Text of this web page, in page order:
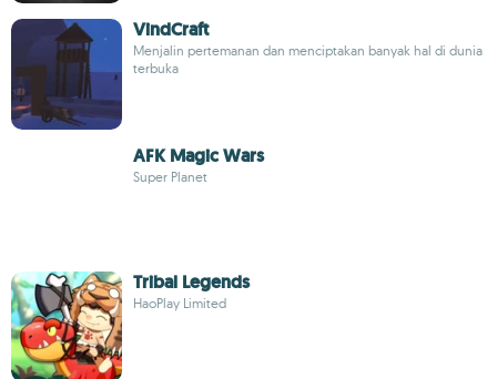
VindCraft
Menjalin pertemanan dan menciptakan banyak hal di dunia
terbuka
AFK Magic Wars
Super Planet
Tribal Legends
HaoPlay Limited